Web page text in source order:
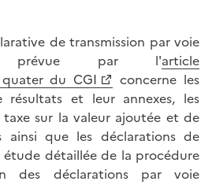
de transmission par voie
prévue par l'article
du CGI
concerne les
résultats et leur annexes, les
sur la valeur ajoutée et de
ainsi que les déclarations de
étude détaillée de la procédure
des déclarations par voie